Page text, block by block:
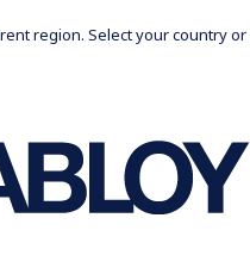
region. Select your country or